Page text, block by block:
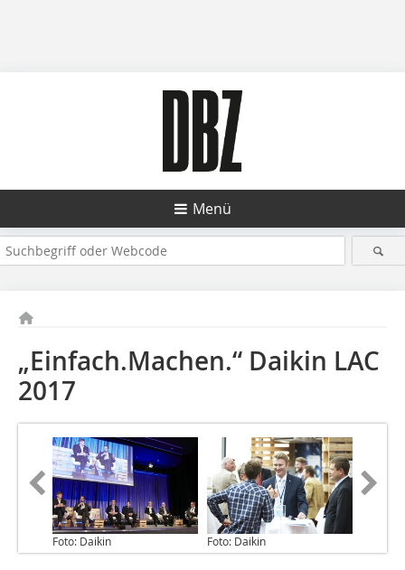
Menü
„Einfach.Machen.“ Daikin LAC
2017
Foto: Daikin Foto: Daikin